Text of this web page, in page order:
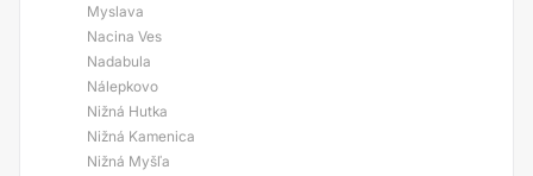
Myslava
Nacina Ves
Nadabula
Nálepkovo
Nižná Hutka
Nižná Kamenica
Nižná Myšľa